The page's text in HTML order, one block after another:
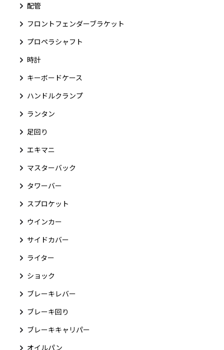
配管
フロントフェンダーブラケット
プロペラシャフト
時計
キーボードケース
ハンドルクランプ
ランタン
足回り
エキマニ
マスターバック
タワーバー
スプロケット
ウインカー
サイドカバー
ライター
ショック
ブレーキレバー
ブレーキ回り
ブレーキキャリパー
オイルパン